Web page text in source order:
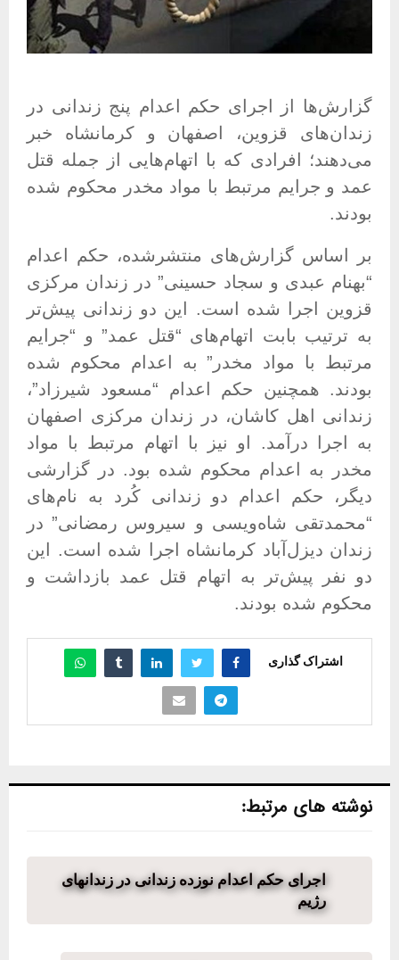
گزارش‌ها از اجرای حکم اعدام پنج زندانی در
زندان‌های قزوین، اصفهان و کرمانشاه خبر
می‌دهند؛ افرادی که با اتهام‌هایی از جمله قتل
عمد و جرایم مرتبط با مواد مخدر محکوم شده
بودند.
بر اساس گزارش‌های منتشرشده، حکم اعدام
“بهنام عبدی و سجاد حسینی” در زندان مرکزی
قزوین اجرا شده است. این دو زندانی پیش‌تر
به ترتیب بابت اتهام‌های “قتل عمد” و “جرایم
مرتبط با مواد مخدر” به اعدام محکوم شده
بودند. همچنین حکم اعدام “مسعود شیرزاد”،
زندانی اهل کاشان، در زندان مرکزی اصفهان
به اجرا درآمد. او نیز با اتهام مرتبط با مواد
مخدر به اعدام محکوم شده بود. در گزارشی
دیگر، حکم اعدام دو زندانی کُرد به نام‌های
“محمدتقی شاه‌ویسی و سیروس رمضانی” در
زندان دیزل‌آباد کرمانشاه اجرا شده است. این
دو نفر پیش‌تر به اتهام قتل عمد بازداشت و
محکوم شده بودند.
اشتراک گذاری
نوشته های مرتبط:
اجرای حکم اعدام نوزده زندانی در زندانهای
رژیم